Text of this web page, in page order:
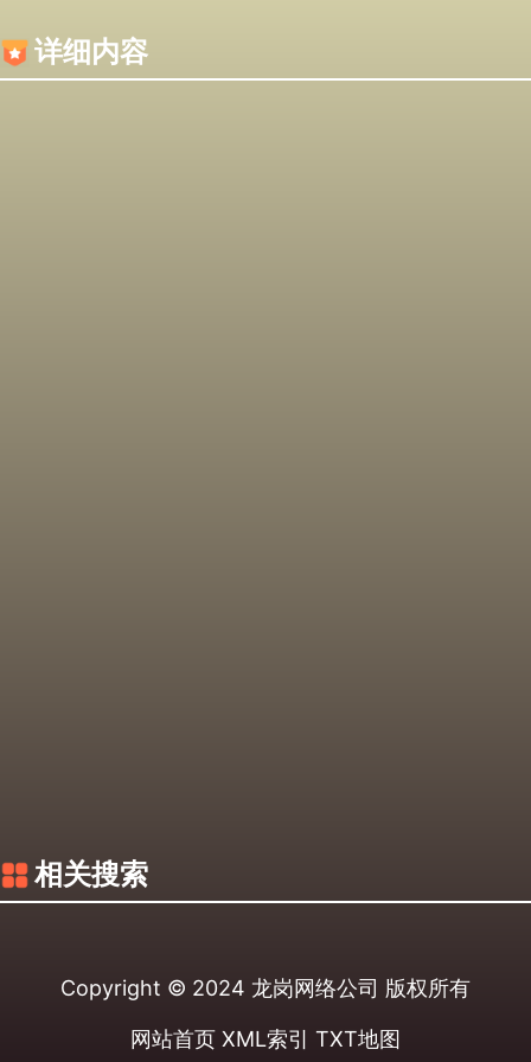
详细内容
相关搜索
Copyright © 2024 龙岗网络公司 版权所有
网站首页 XML索引 TXT地图